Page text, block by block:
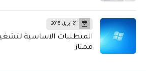
21 أبريل 2015
ممتاز